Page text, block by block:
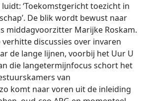
‘Toekomstgericht toezicht in
De blik wordt bewust naar
middagvoorzitter Marijke Roskam.
verhitte discussies over invaren
de lange lijnen, voorbij het Uur U
die langetermijnfocus schort het
van
komt naar voren uit de inleiding